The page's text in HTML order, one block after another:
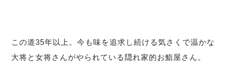
この道35年以上。今も味を追求し続ける気さくで温かな
大将と女将さんがやられている隠れ家的お鮨屋さん。